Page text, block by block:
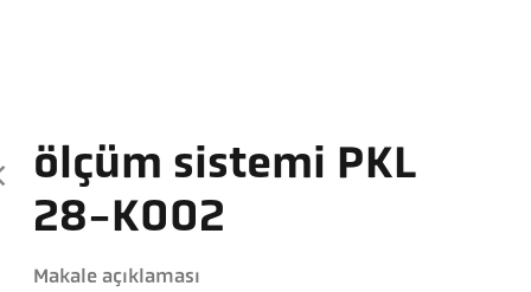
ölçüm sistemi PKL
28-K002
Makale açıklaması